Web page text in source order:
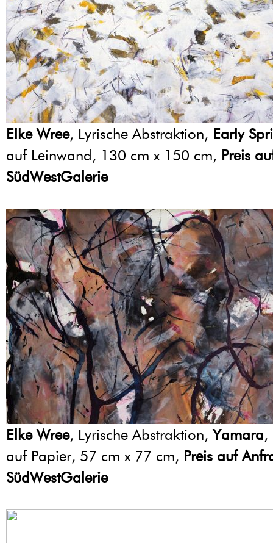
Elke Wree, Lyrische Abstraktion, Early
auf Leinwand, 130 cm x 150 cm, Preis
SüdWestGalerie
Elke Wree, Lyrische Abstraktion,Yamara,
auf Papier, 57 cm x 77 cm, Preis auf
SüdWestGalerie